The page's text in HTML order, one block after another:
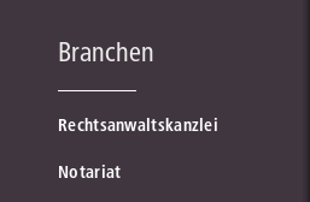
Branchen
Rechtsanwaltskanzlei
Notariat